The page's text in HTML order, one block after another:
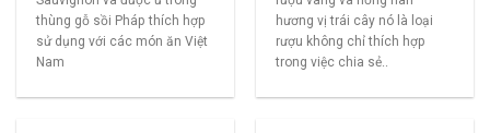
thùng gỗ sồi Pháp thích hợp
sử dụng với các món ăn Việt
Nam
hương vị trái cây nó là loại
rượu không chỉ thích hợp
trong việc chia sẻ..